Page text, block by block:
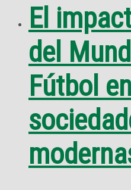
El
del
Fútbol